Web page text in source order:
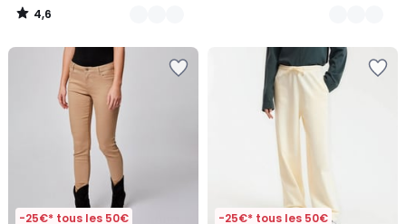
4,6
/
-25€* tous les 50€ -25€* tous les 50€